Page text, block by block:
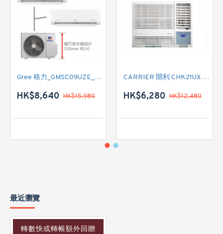
Gree 格力_GMSC09UZE_GMSC12UZE_GMSC18UZC_R32 掛牆變頻式1拖2分體冷氣機 (淨冷型)
HK$8,640 HK$15,980
CARRIER 開利 CHK21UX 二匹半 變頻淨冷窗口式冷氣機 (附遙控)
HK$6,280 HK$12,480
最近瀏覽
轉數快或轉帳額外回贈